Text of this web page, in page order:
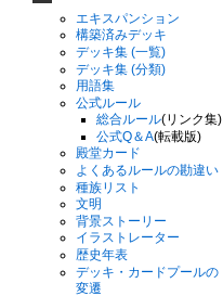
エキスパンション
構築済みデッキ
デッキ集 (一覧)
デッキ集 (分類)
用語集
公式ルール
総合ルール(リンク集)
公式Q＆A(転載版)
殿堂カード
よくあるルールの勘違い
種族リスト
文明
背景ストーリー
イラストレーター
歴史年表
デッキ・カードプールの
変遷